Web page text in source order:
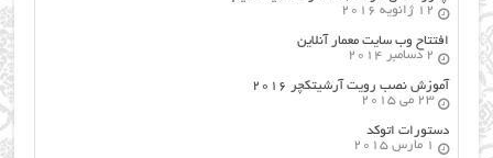
12 ژانویه 2016
افتتاح وب سایت معمار آنلاین
2 دسامبر 2014
آموزش نصب رویت آرشیتکچر ۲۰۱۶
23 می 2015
دستورات اتوکد
1 مارس 2015